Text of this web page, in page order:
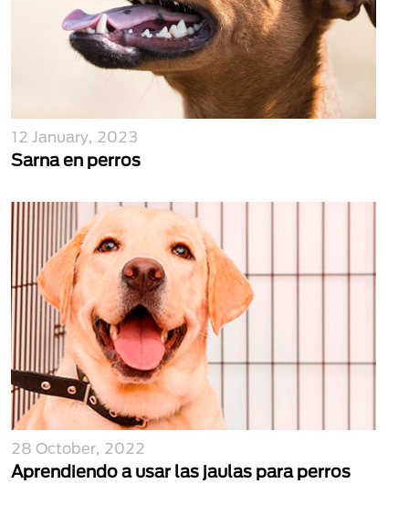
12 January, 2023
Sarna en perros
28 October, 2022
Aprendiendo a usar las jaulas para perros